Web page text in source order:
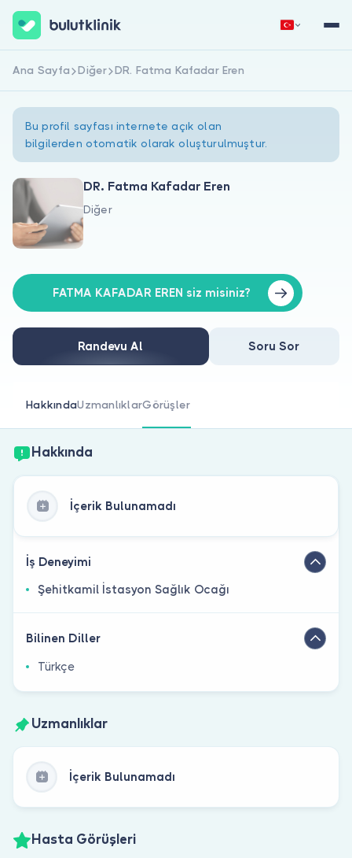
Hakkımızda
Doktorlar için
Doktor musunuz?
Hemen Kaydol Giriş Yap
Ana Sayfa Diğer DR. Fatma Kafadar Eren
Bu profil sayfası internete açık olan
bilgilerden otomatik olarak oluşturulmuştur.
DR. Fatma Kafadar Eren
Diğer
FATMA KAFADAR EREN siz misiniz?
Randevu Al Soru Sor
HakkındaUzmanlıklarGörüşler
Hakkında
İçerik Bulunamadı
İş Deneyimi
Şehitkamil İstasyon Sağlık Ocağı
Bilinen Diller
Türkçe
Uzmanlıklar
İçerik Bulunamadı
Hasta Görüşleri